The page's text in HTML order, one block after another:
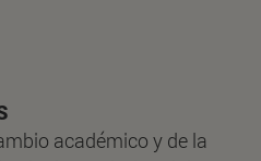
académico y de la